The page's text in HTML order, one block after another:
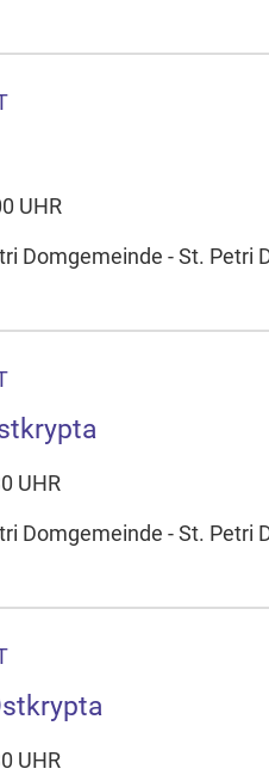
UHR
Domgemeinde - St. Petri
UHR
Domgemeinde - St. Petri
UHR